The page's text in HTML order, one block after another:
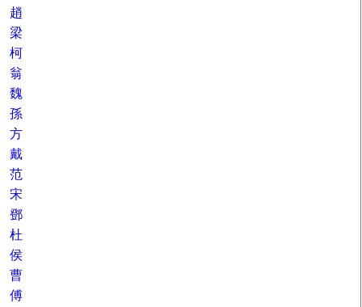
趙
梁
柯
翁
魏
孫
方
戴
范
宋
鄧
杜
侯
曹
傅